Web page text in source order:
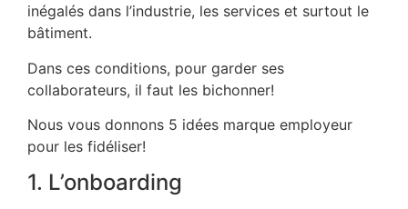
inégalés dans l’industrie, les services et surtout le
bâtiment.
Dans ces conditions, pour garder ses
collaborateurs, il faut les bichonner!
Nous vous donnons 5 idées marque employeur
pour les fidéliser!
1. L’onboarding